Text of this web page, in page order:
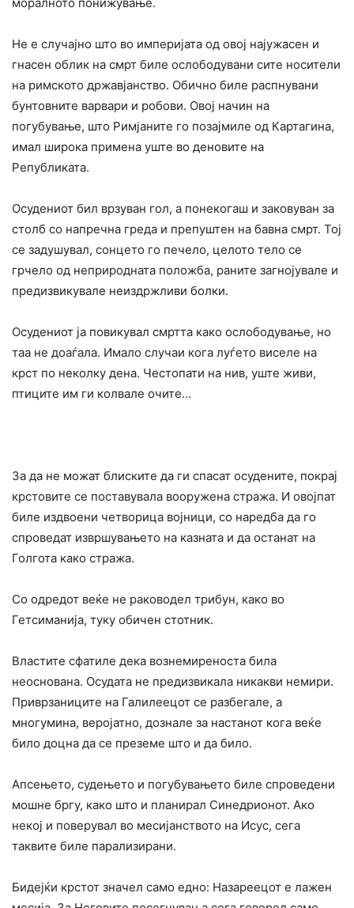
He e случајно што во империјата од овој најужасен и
гнасен облик на смрт биле ослободувани сите носители
на римското државјанство. Обично биле распнувани
бунтовните варвари и робови. Овој начин на
погубување, што Римјаните го позајмиле од Картагина,
имал широка примена уште во деновите на
Републиката.
Осудениот бил врзуван гол, a понекогаш и заковуван за
столб co напречна греда и препуштен на бавна смрт. Тој
се задушувал, сонцето го печело, целото тело се
грчело од неприродната положба, раните загнојувале и
предизвикувале неиздржливи болки.
Осудениот ја повикувал смртта како ослободување, но
таа не доаѓала. Имало случаи кога луѓето виселе на
крст по неколку дена. Честопати на нив, уште живи,
птиците им ги колвале очите…
За да не можат блиските да ги спасат осудените, покpaj
крстовите се поставувала вооружена стража. И овојпат
биле издвоени четворица војници, co наредба да го
спроведат извршувањето на казната и да останат на
Голгота како стража.
Co одредот веќе не раководел трибун, како во
Гетсиманија, туку обичен стотник.
Властите сфатиле дека вознемиреноста била
неоснована. Осудата не предизвикала никакви немири.
Приврзаниците на Галилеецот се разбегале, а
многумина, веројатно, дознале за настанот кога веќе
било доцна да се преземе што и да било.
Апсењето, судењето и погубувањето биле спроведени
мошне бргу, како што и планирал Синедрионот. Ако
некој и поверувал во месијанството на Исус, сега
таквите биле парализирани.
Бидејќи крстот значел само едно: Назареецот е лажен